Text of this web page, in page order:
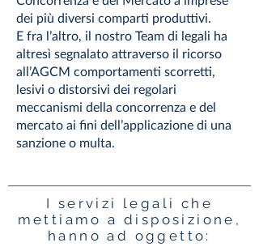
dei più diversi comparti produttivi.
E fra l’altro, il nostro Team di legali ha
altresì segnalato attraverso il ricorso
all’AGCM comportamenti scorretti,
lesivi o distorsivi dei regolari
meccanismi della concorrenza e del
mercato ai fini dell’applicazione di una
sanzione o multa.
I servizi legali che
mettiamo a disposizione,
hanno ad oggetto: